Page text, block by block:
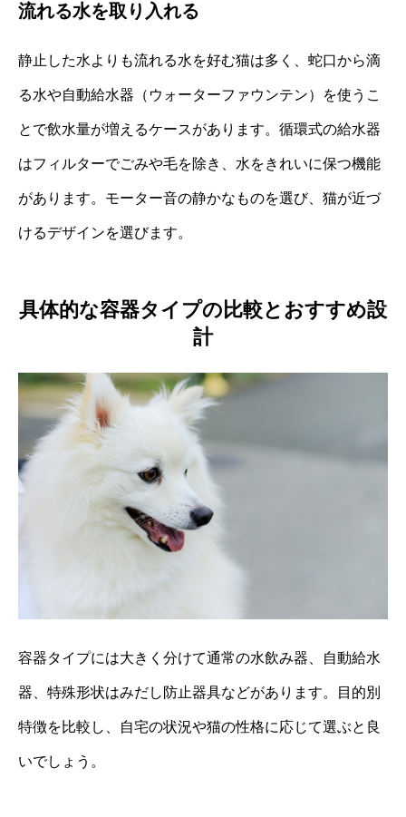
流れる水を取り入れる
静止した水よりも流れる水を好む猫は多く、蛇口から滴
る水や自動給水器（ウォーターファウンテン）を使うこ
とで飲水量が増えるケースがあります。循環式の給水器
はフィルターでごみや毛を除き、水をきれいに保つ機能
があります。モーター音の静かなものを選び、猫が近づ
けるデザインを選びます。
具体的な容器タイプの比較とおすすめ設
計
容器タイプには大きく分けて通常の水飲み器、自動給水
器、特殊形状はみだし防止器具などがあります。目的別
特徴を比較し、自宅の状況や猫の性格に応じて選ぶと良
いでしょう。